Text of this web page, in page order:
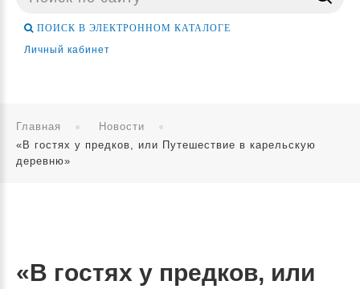
ПОИСК В ЭЛЕКТРОННОМ КАТАЛОГЕ
Личный кабинет
Главная
Новости
«В гостях у предков, или Путешествие в карельскую
деревню»
«В гостях у предков, или